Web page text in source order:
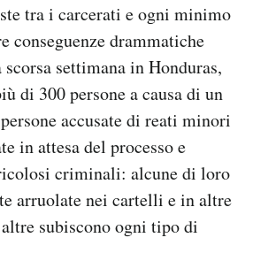
tra i carcerati e ogni minimo
conseguenze drammatiche
scorsa settimana in Honduras,
di 300 persone a causa di un
accusate di reati minori
in attesa del processo e
criminali: alcune di loro
arruolate nei cartelli e in altre
subiscono ogni tipo di